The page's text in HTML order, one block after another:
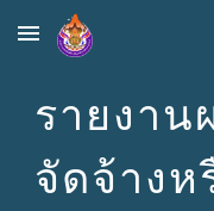
Skip to main content
รายงาน
จัดจ้างห